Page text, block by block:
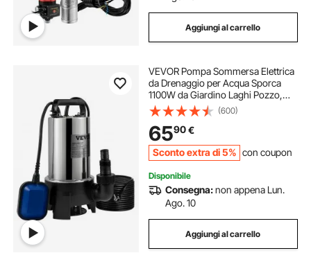
Aggiungi al carrello
VEVOR Pompa Sommersa Elettrica
da Drenaggio per Acqua Sporca
1100W da Giardino Laghi Pozzo,
Elettropompa a Immersione per
Drenaggio di Acque Sporche Nere
Scure 2,7A 1100W per Piscina
Giardino Pozzetto
(600)
6590€
Sconto extra di 5% con coupon
Disponibile
Consegna:non appena Lun.
Ago. 10
Aggiungi al carrello